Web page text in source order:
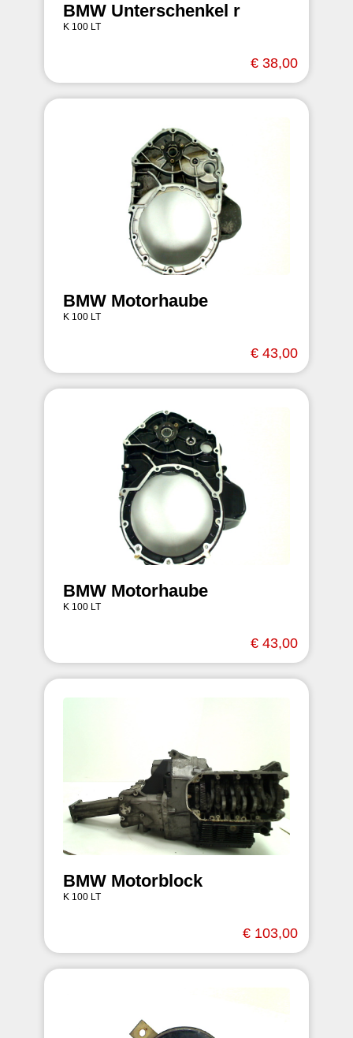
BMW Unterschenkel r
K 100 LT
€ 38,00
BMW Motorhaube
K 100 LT
€ 43,00
BMW Motorhaube
K 100 LT
€ 43,00
BMW Motorblock
K 100 LT
€ 103,00